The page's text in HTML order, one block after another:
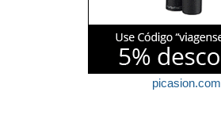
picasion.com